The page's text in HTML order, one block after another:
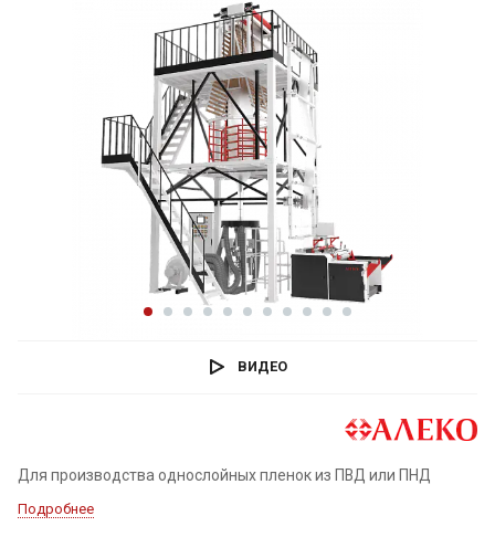
ВИДЕО
Для производства однослойных пленок из ПВД или ПНД
Подробнее